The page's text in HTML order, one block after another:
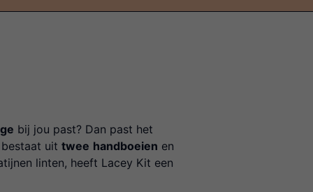
bij jou past? Dan past het
uit twee handboeien en
linten, heeft Lacey Kit een